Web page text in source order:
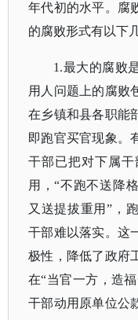
年代初的水平。腐
的腐败形式有以下
1.最大的腐败
用人问题上的腐败
在乡镇和县各职能
即跑官买官现象。
干部已把对下属
用，“不跑不送降
又送提拔重用”，
干部难以落实。这
极性，降低了政府
在“当官一方，造
干部动用原单位公